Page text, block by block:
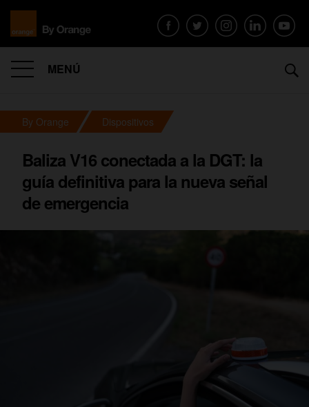
MENÚ
By Orange Dispositivos
Baliza V16 conectada a la DGT: la
guía definitiva para la nueva señal
de emergencia